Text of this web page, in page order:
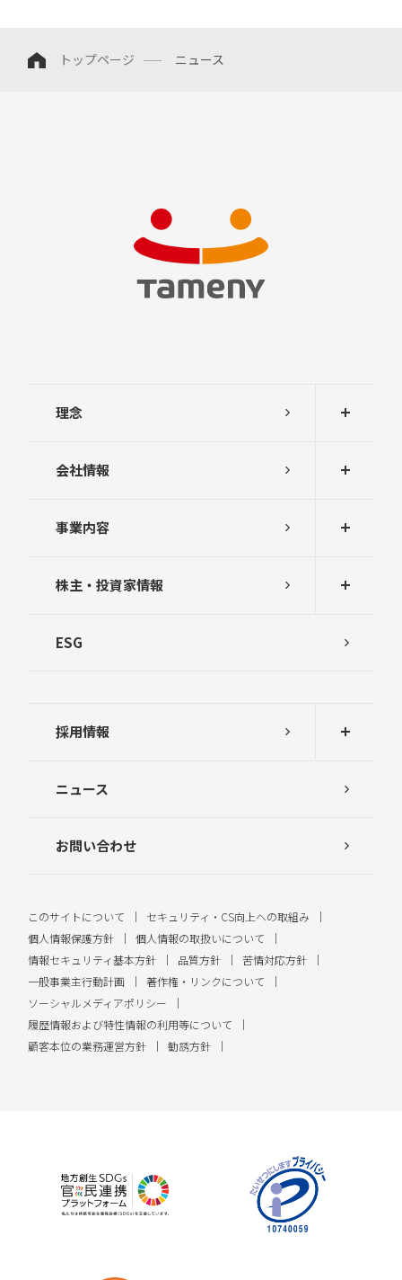
トップページ ニュース
理念
会社情報
事業内容
株主・投資家情報
ESG
採用情報
ニュース
お問い合わせ
このサイトについて
セキュリティ・CS向上への取組み
個人情報保護方針
個人情報の取扱いについて
情報セキュリティ基本方針
品質方針
苦情対応方針
一般事業主行動計画
著作権・リンクについて
ソーシャルメディアポリシー
履歴情報および特性情報の利用等について
顧客本位の業務運営方針
勧誘方針